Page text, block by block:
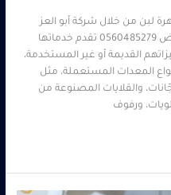
من خلال شركة أبو العز
لشراء معدات مطاعم مستعملة بالرياض 0560485279 تقدم خدماتها
القديمة أو غير المستخدمة،
المعدات المستعملة، مثل
والقلايات المصنوعة من
ورفوف